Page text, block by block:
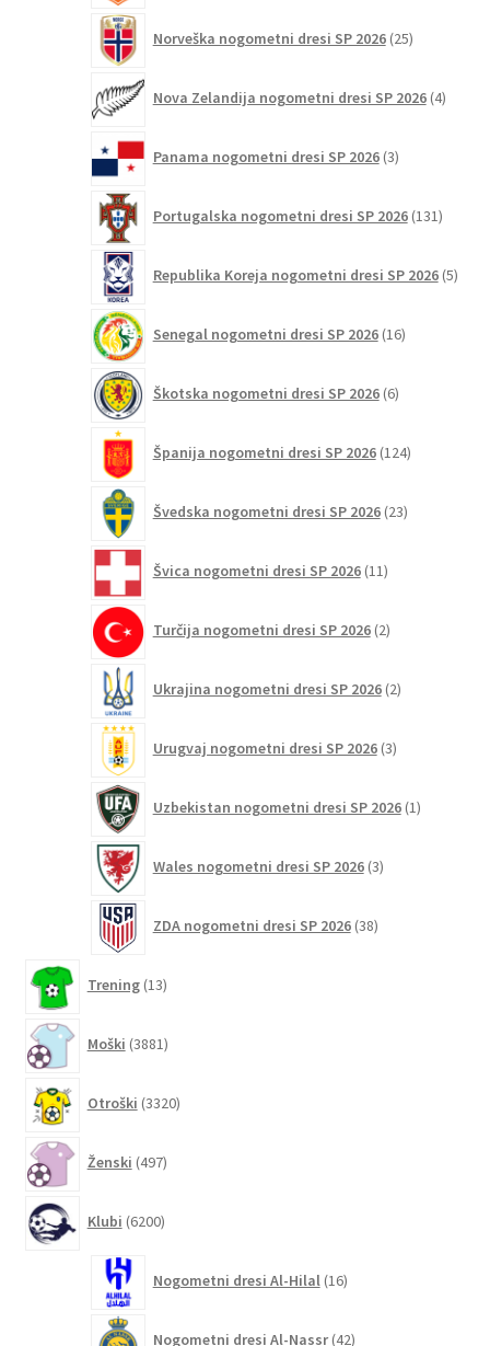
Norveška nogometni dresi SP 2026 25izdelkov
Nova Zelandija nogometni dresi SP 2026 4izdelki
Panama nogometni dresi SP 2026 3izdelki
Portugalska nogometni dresi SP 2026 131
Republika Koreja nogometni dresi SP 2026 5
Senegal nogometni dresi SP 2026 16izdelkov
Škotska nogometni dresi SP 2026 6izdelkov
Španija nogometni dresi SP 2026 124izdelkov
Švedska nogometni dresi SP 2026 23izdelkov
Švica nogometni dresi SP 2026 11izdelkov
Turčija nogometni dresi SP 2026 2izdelka
Ukrajina nogometni dresi SP 2026 2izdelka
Urugvaj nogometni dresi SP 2026 3izdelki
Uzbekistan nogometni dresi SP 2026 1izdelek
Wales nogometni dresi SP 2026 3izdelki
ZDA nogometni dresi SP 2026 38izdelkov
Trening 13izdelkov
Moški 3881izdelkov
Otroški 3320izdelkov
Ženski 497izdelkov
Klubi 6200izdelkov
Nogometni dresi Al-Hilal 16izdelkov
Nogometni dresi Al-Nassr 42